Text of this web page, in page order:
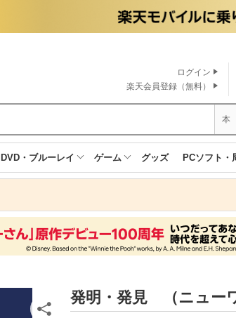
ログイン
楽天会員登録（無料）
本
DVD・ブルーレイ ゲーム グッズ PCソフト・
発明・発見 （ニュー